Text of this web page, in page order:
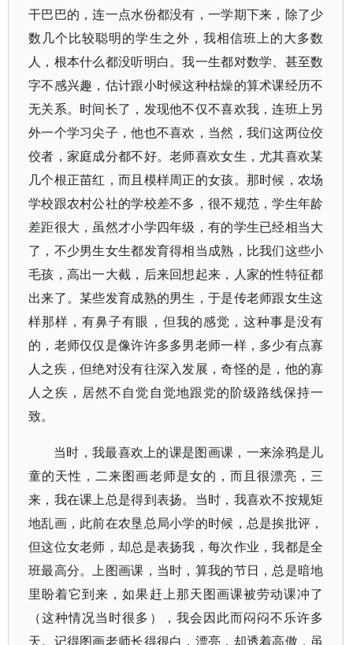
干巴巴的，连一点水份都没有，一学期下来，除了少
数几个比较聪明的学生之外，我相信班上的大多数
人，根本什么都没听明白。我一生都对数学、甚至数
字不感兴趣，估计跟小时候这种枯燥的算术课经历不
无关系。时间长了，发现他不仅不喜欢我，连班上另
外一个学习尖子，他也不喜欢，当然，我们这两位佼
佼者，家庭成分都不好。老师喜欢女生，尤其喜欢某
几个根正苗红，而且模样周正的女孩。那时候，农场
学校跟农村公社的学校差不多，很不规范，学生年龄
差距很大，虽然才小学四年级，有的学生已经相当大
了，不少男生女生都发育得相当成熟，比我们这些小
毛孩，高出一大截，后来回想起来，人家的性特征都
出来了。某些发育成熟的男生，于是传老师跟女生这
样那样，有鼻子有眼，但我的感觉，这种事是没有
的，老师仅仅是像许许多多男老师一样，多少有点寡
人之疾，但绝对没有往深入发展，奇怪的是，他的寡
人之疾，居然不自觉自觉地跟党的阶级路线保持一
致。
当时，我最喜欢上的课是图画课，一来涂鸦是儿
童的天性，二来图画老师是女的，而且很漂亮，三
来，我在课上总是得到表扬。当时，我喜欢不按规矩
地乱画，此前在农垦总局小学的时候，总是挨批评，
但这位女老师，却总是表扬我，每次作业，我都是全
班最高分。上图画课，当时，算我的节日，总是暗地
里盼着它到来，如果赶上那天图画课被劳动课冲了
（这种情况当时很多），我会因此而闷闷不乐许多
天。记得图画老师长得很白，漂亮，却透着高傲，虽